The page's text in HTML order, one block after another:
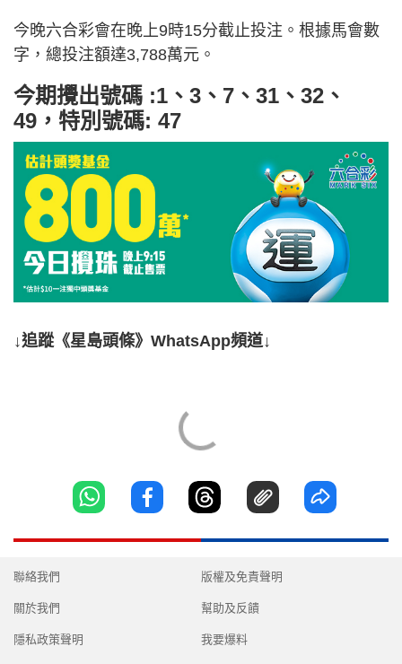
今晚六合彩會在晚上9時15分截止投注。根據馬會數
字，總投注額達3,788萬元。
今期攪出號碼 :1、3、7、31、32、
49，特別號碼: 47
↓追蹤《星島頭條》WhatsApp頻道↓
聯絡我們
關於我們
隱私政策聲明
版權及免責聲明
幫助及反饋
我要爆料